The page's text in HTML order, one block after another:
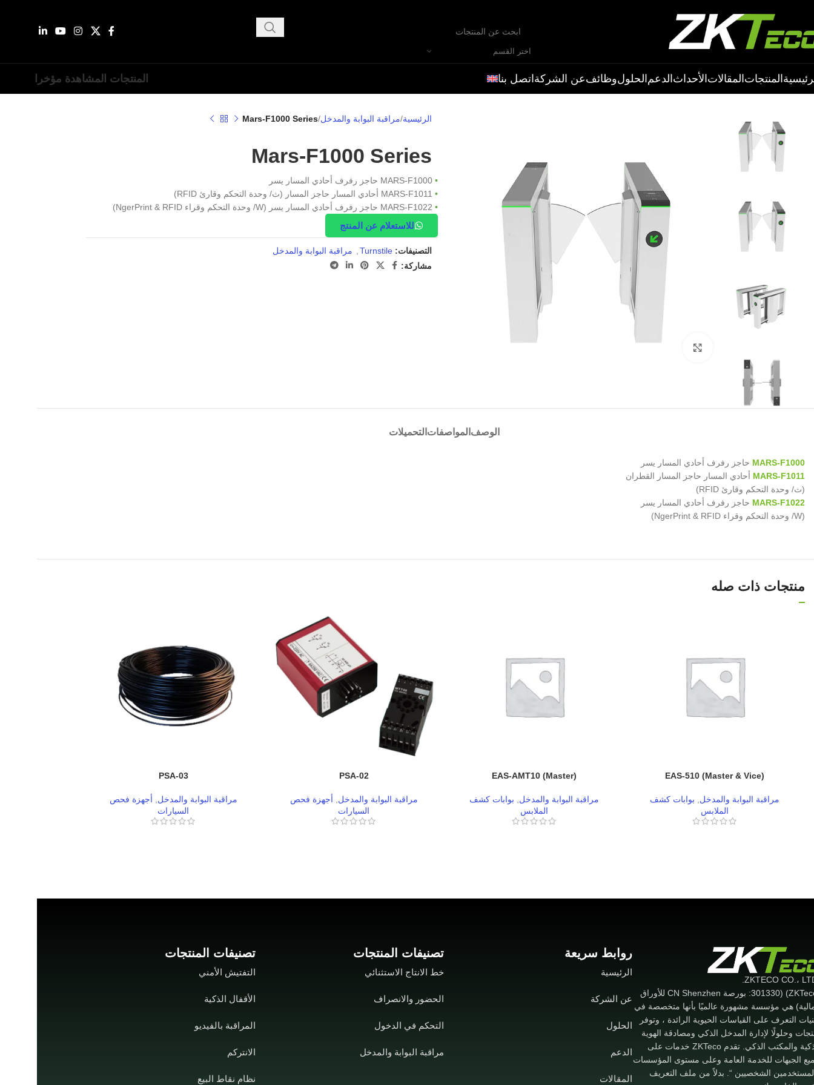
اختر القسم
المنتجاتالمقالاتالأحداثالدعمالحلولوظائفعن الشركةاتصل بنا المنتجات المشاهدة مؤخرا
الرئيسية مراقبة البوابة والمدخل Mars-F1000 Series
Mars-F1000 Series
• MARS-F1000 حاجز رفرف أحادي المسار يسر
• MARS-F1011 أحادي المسار حاجز المسار (ث/ وحدة التحكم وقارئ RFID)
• MARS-F1022 حاجز رفرف أحادي المسار يسر (W/ وحدة التحكم وقراء NgerPrint & RFID)
للاستعلام عن المنتج
التصنيفات: Turnstile
مراقبة البوابة والمدخل
مشاركة:
الوصف المواصفات التحميلات
MARS-F1000 حاجز رفرف أحادي المسار يسر
MARS-F1011 أحادي المسار حاجز المسار القطران
(ث/ وحدة التحكم وقارئ RFID)
MARS-F1022 حاجز رفرف أحادي المسار يسر
(W/ وحدة التحكم وقراء NgerPrint & RFID)
منتجات ذات صله
EAS-510 (Master & Vice)
مراقبة البوابة والمدخل
بوابات كشف
الملابس
EAS-AMT10 (Master)
مراقبة البوابة والمدخل
بوابات كشف
الملابس
PSA-02
مراقبة البوابة والمدخل
أجهزة فحص
السيارات
PSA-03
مراقبة البوابة والمدخل
أجهزة فحص
السيارات
تصنيفات المنتجات
التفتيش الأمني
الأقفال الذكية
المراقبة بالفيديو
الانتركم
نظام نقاط البيع
تصنيفات المنتجات
خط الانتاج الاستثنائي
الحضور والانصراف
التحكم في الدخول
مراقبة البوابة والمدخل
روابط سريعة
الرئيسية
عن الشركة
الحلول
الدعم
المقالات
(ZKTeco) (301330: بورصة CN Shenzhen للأوراق
هي مؤسسة مشهورة عالميًا بأنها متخصصة في
التعرف على القياسات الحيوية الرائدة ، وتوفر
وحلولًا لإدارة المدخل الذكي ومصادقة الهوية
الذكية والمكتب الذكي. تقدم ZKTeco خدمات على
الجبهات للخدمة العامة وعلى مستوى المؤسسات
الشخصيين “. بدلاً من ملف التعريف